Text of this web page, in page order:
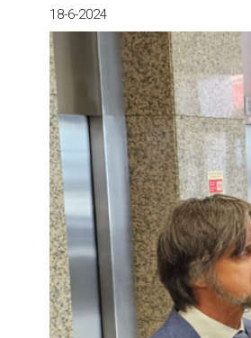
18-6-2024